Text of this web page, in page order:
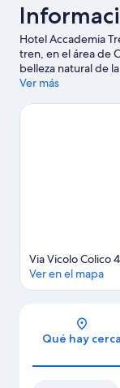
Hotel Accademia
tren, en el área de
belleza natural de
y Lago Molveno.
mundial de
Ver más
Via Vicolo Colico
Ver en el mapa
Qué hay cerca